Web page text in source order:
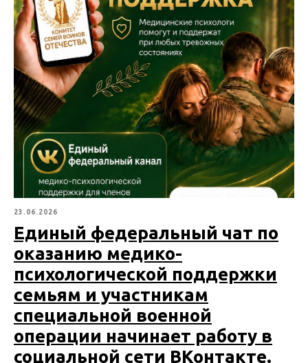
23.06.2026
Единый федеральный чат по
оказанию медико-
психологической поддержки
семьям и участникам
специальной военной
операции начинает работу в
социальной сети ВКонтакте.